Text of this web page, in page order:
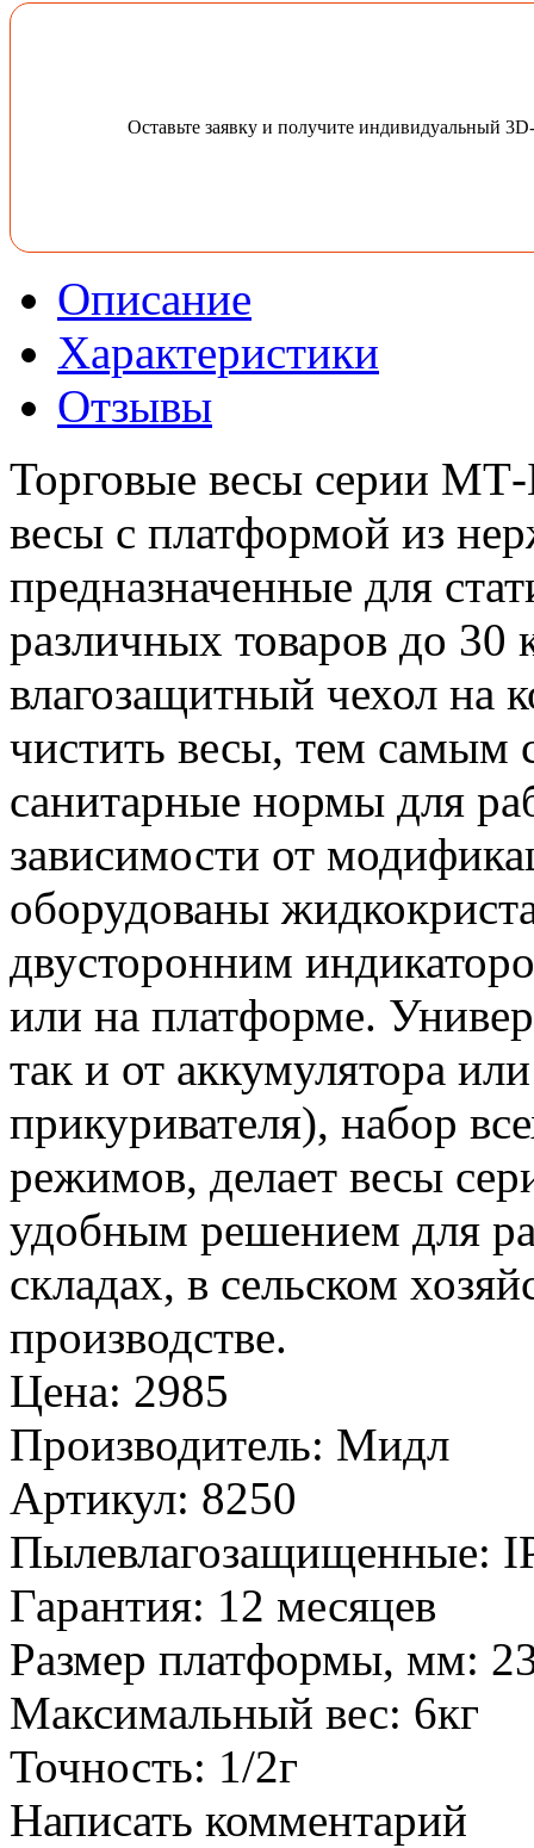
Оставьте заявку и получите индивидуальный
Описание
Характеристики
Отзывы
Торговые весы серии
весы с платформой из
предназначенные для
различных товаров до 30
влагозащитный чехол на
чистить весы, тем самым
санитарные нормы для
зависимости от
оборудованы
двусторонним
или на платформе.
так и от аккумулятора
прикуривателя), набор
режимов, делает весы
удобным решением для
складах, в сельском
производстве.
Цена: 2985
Производитель: Мидл
Артикул: 8250
Пылевлагозащищенные:
Гарантия: 12 месяцев
Размер платформы, мм:
Максимальный вес: 6кг
Точность: 1/2г
Написать комментарий